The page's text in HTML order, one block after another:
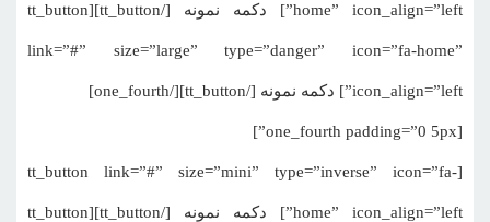
home” icon_align=”left”] دکمه نمونه [/tt_button][tt_button
link=”#” size=”large” type=”danger” icon=”fa-home”
icon_align=”left”] دکمه نمونه [/tt_button][/one_fourth]
[one_fourth padding=”0 5px”]
[tt_button link=”#” size=”mini” type=”inverse” icon=”fa-
home” icon_align=”left”] دکمه نمونه [/tt_button][tt_button